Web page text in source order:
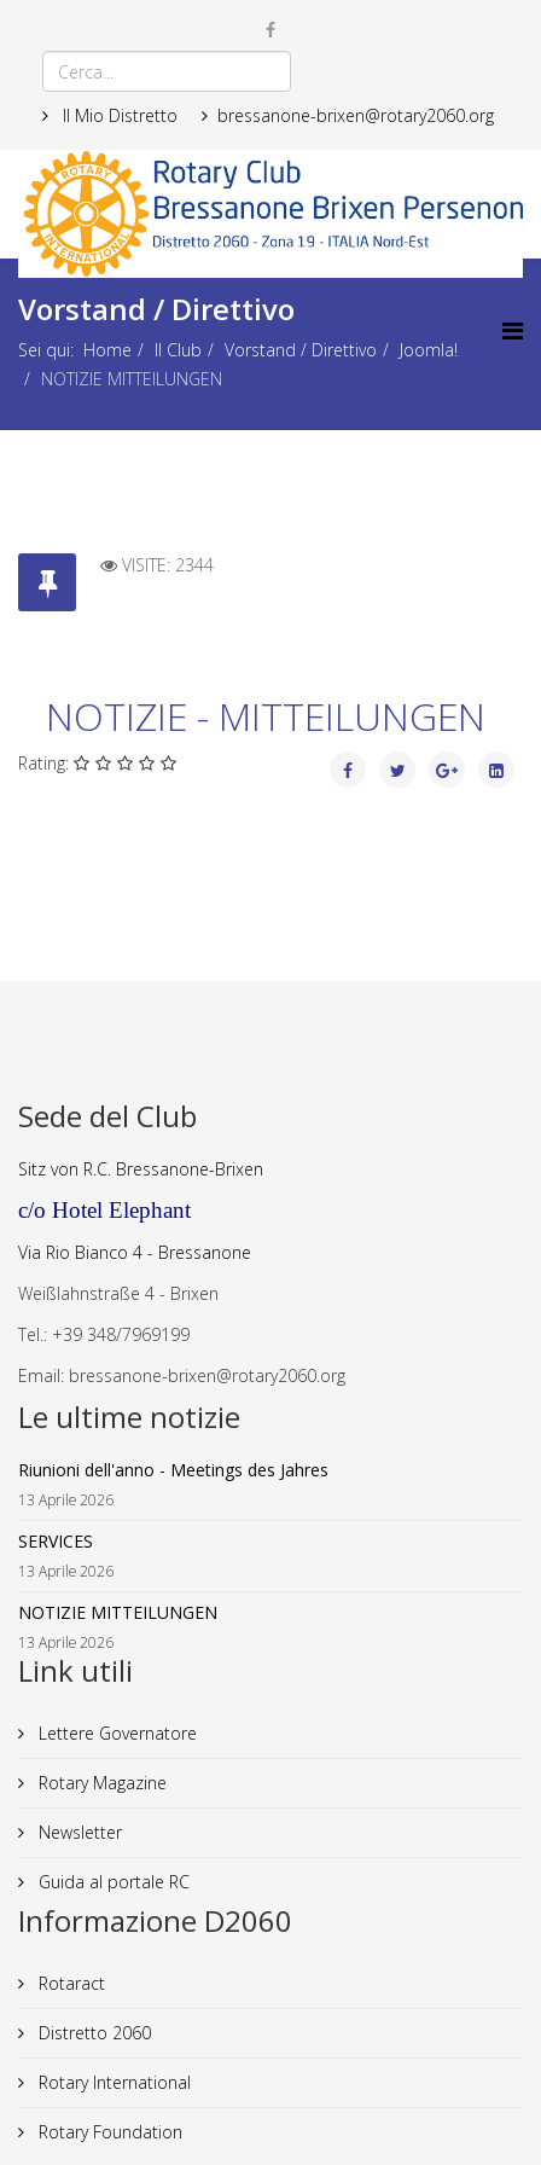
Il Mio Distretto bressanone-brixen@rotary2060.org
Vorstand / Direttivo
Sei qui: Home Il Club Vorstand / Direttivo
Joomla!
NOTIZIE MITTEILUNGEN
VISITE: 2344
NOTIZIE - MITTEILUNGEN
Rating:
Sede del Club
Sitz von R.C. Bressanone-Brixen
c/o Hotel Elephant
Via Rio Bianco 4 - Bressanone
Weißlahnstraße 4 - Brixen
Tel.: +39 348/7969199
Email: bressanone-brixen@rotary2060.org
Le ultime notizie
Riunioni dell'anno - Meetings des Jahres
13 Aprile 2026
SERVICES
13 Aprile 2026
NOTIZIE MITTEILUNGEN
13 Aprile 2026
Link utili
Lettere Governatore
Rotary Magazine
Newsletter
Guida al portale RC
Informazione D2060
Rotaract
Distretto 2060
Rotary International
Rotary Foundation